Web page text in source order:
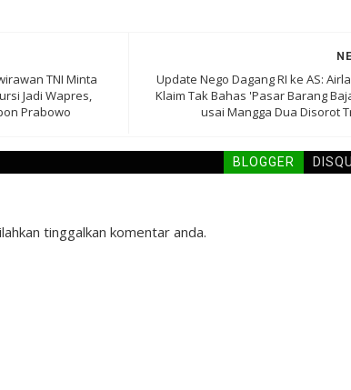
Update Nego Dagang RI ke AS:
Klaim Tak Bahas 'Pasar Barang
usai Mangga Dua Disorot
TNI Minta
Jadi Wapres,
Prabowo
BLOGGER
tinggalkan komentar anda.